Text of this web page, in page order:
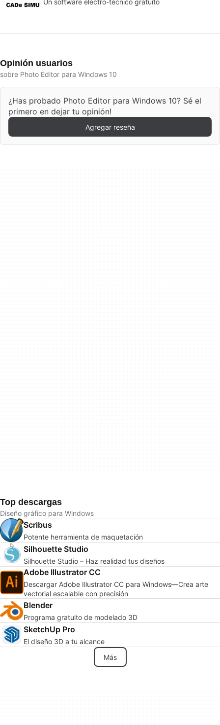
Un software electro-técnico gratuito
Opinión usuarios
sobre Photo Editor para Windows 10
¿Has probado Photo Editor para Windows 10? Sé el
primero en dejar tu opinión!
Agregar reseña
Top descargas
Diseño gráfico para Windows
Scribus
Potente herramienta de maquetación
Silhouette Studio
Silhouette Studio – Haz realidad tus diseños
Adobe Illustrator CC
Descargar Adobe Illustrator CC para Windows—Crea arte
vectorial escalable con precisión
Blender
Programa gratuito de modelado 3D
SketchUp Pro
El diseño 3D a tu alcance
Más